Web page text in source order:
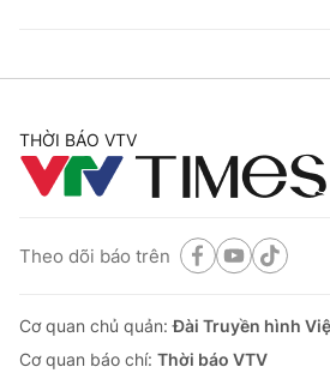
THỜI BÁO VTV
Theo dõi báo trên
Cơ quan chủ quản:Đài Truyền hình
Cơ quan báo chí: Thời báo VTV